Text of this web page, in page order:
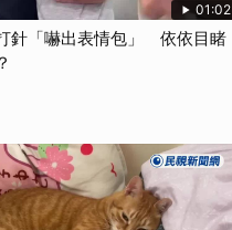
01:02
針「嚇出表情包」 依依目睹